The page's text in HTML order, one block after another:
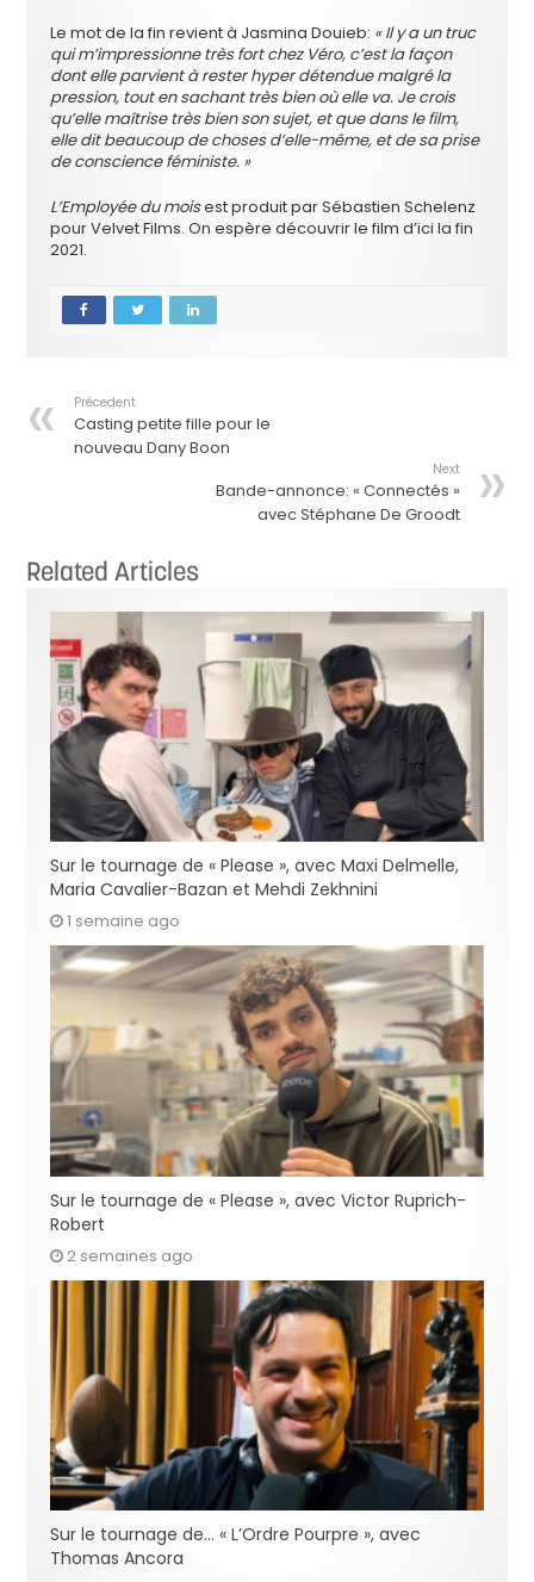
Le mot de la fin revient à Jasmina Douieb: « Il y a un truc
qui m’impressionne très fort chez Véro, c’est la façon
dont elle parvient à rester hyper détendue malgré la
pression, tout en sachant très bien où elle va. Je crois
qu’elle maîtrise très bien son sujet, et que dans le film,
elle dit beaucoup de choses d’elle-même, et de sa prise
de conscience féministe. »
L’Employée du moisest produit par Sébastien Schelenz
pour Velvet Films. On espère découvrir le film d’ici la fin
2021.
Précedent
Casting petite fille pour le
nouveau Dany Boon
Next
Bande-annonce: « Connectés »
avec Stéphane De Groodt
Related Articles
Sur le tournage de « Please », avec Maxi Delmelle,
Maria Cavalier-Bazan et Mehdi Zekhnini
1 semaine ago
Sur le tournage de « Please », avec Victor Ruprich-
Robert
2 semaines ago
Sur le tournage de… « L’Ordre Pourpre », avec
Thomas Ancora